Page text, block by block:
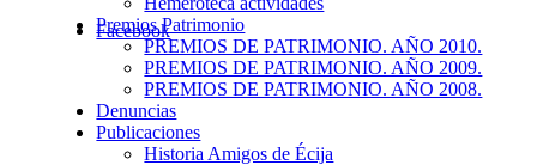
Facebook
Premios Patrimonio
PREMIOS DE PATRIMONIO. AÑO 2010.
PREMIOS DE PATRIMONIO. AÑO 2009.
PREMIOS DE PATRIMONIO. AÑO 2008.
Denuncias
Publicaciones
Historia Amigos de Écija